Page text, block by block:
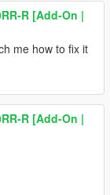
R [Add-On |
me how to fix it
R [Add-On |